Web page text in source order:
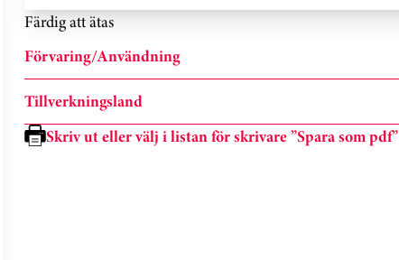
Färdig att ätas
Förvaring/Användning
Tillverkningsland
Skriv ut eller välj i listan för skrivare ”Spara som pdf”